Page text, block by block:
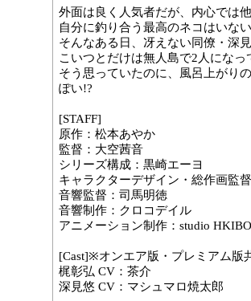
外面は良く人気者だが、内心では
自分に釣り合う最高のネコはいな
そんなある日、冴えない同僚・深
こいつとだけは無人島で2人にな
そう思っていたのに、風呂上がり
ぽい!?
[STAFF]
原作：松本あやか
監督：大空茜音
シリーズ構成：黒崎エーヨ
キャラクターデザイン・総作画監
音響監督：司馬明徳
音響制作：クロコデイル
アニメーション制作：studio
[Cast]※オンエア版・プレミアム版
梶彰弘 CV：茶介
深見悠 CV：マシュマロ焼太郎